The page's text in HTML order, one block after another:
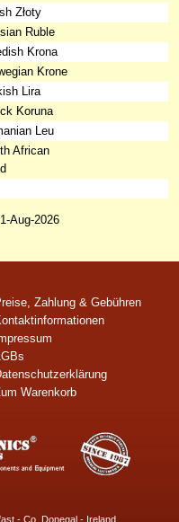
Złoty
Ruble
Krona
Krone
Lira
Koruna
Leu
African
Aug-2026
Zahlung & Gebühren
Warenkorb
- Co. Donegal - Ireland